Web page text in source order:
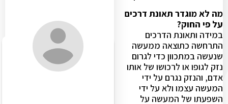
מה לא מוגדר תאונת דרכים
על פי החוק?
במידה ותאונת הדרכים
התרחשה כתוצאה ממעשה
שנעשה במתכוון כדי לגרום
נזק לגופו או לרכושו של אותו
אדם, והנזק נגרם על ידי
המעשה עצמו ולא על ידי
השפעתו של המעשה על